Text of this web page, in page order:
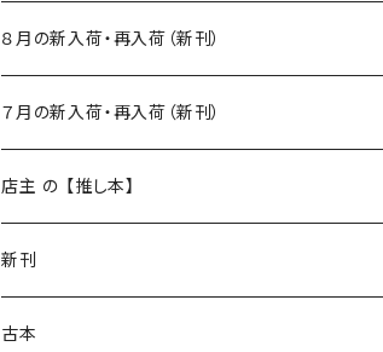
８月の新入荷・再入荷（新刊）
新入荷
再入荷
７月の新入荷・再入荷（新刊）
新入荷
再入荷
店主 の 【推し本】
新刊
本 の あれこれ
古本